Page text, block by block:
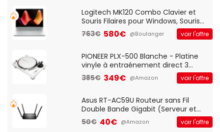
QWERTY UK - Noir
Logitech MK120 Combo Clavier et
Souris Filaires pour Windows, Souris
Optique Filaire, Connexion USB Plug
And Play, Confortable, Taille
QWERTY UK - Noir
763€ 580€ @Boulanger voir l'offre
PIONEER PLX-500 Blanche - Platine
vinyle à entraénement direct 3
vitesses (33-45-78 trs/min) avec
pre-ampli intégré et port USB
385€ 349€ @Amazon voir l'offre
Asus RT-AC59U Routeur sans Fil
Double Bande Gigabit (Serveur et
Client VPN, Triple Vlan, Mode Point
d'accès et Bridge, contrôle Parental,
50€ 40€ @Amazon voir l'offre